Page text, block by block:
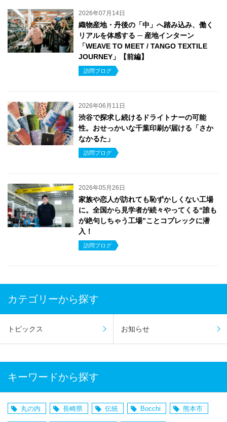
2026年07月14日
織物産地・丹後の「中」へ踏み込み、働く
リアルを体感する ─ 産地インターン
「WEAVE TO MEET / TANGO TEXTILE
JOURNEY」【前編】
訪問ブログ
2026年06月11日
渋谷で探求し続けるドライトナーの可能
性。おせっかいな千葉印刷が届ける「さか
なかるた」
訪問ブログ
2026年05月26日
家族や恋人が訪れても恥ずかしくない工場
に。全国から見学者が続々やってくる“誰も
が絶句しちゃう工場”ことコプレックに潜
入！
訪問ブログ
カテゴリーから探す
トピックス お知らせ
キーワードから探す
丸の内 長崎県 伝統 Bocchi 熊本市